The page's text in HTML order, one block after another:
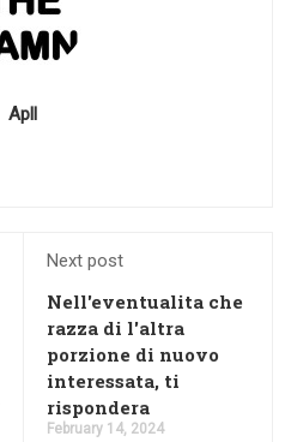
Apll
Next post
Nell'eventualita che
razza di l'altra
porzione di nuovo
interessata, ti
rispondera
February 14, 2024